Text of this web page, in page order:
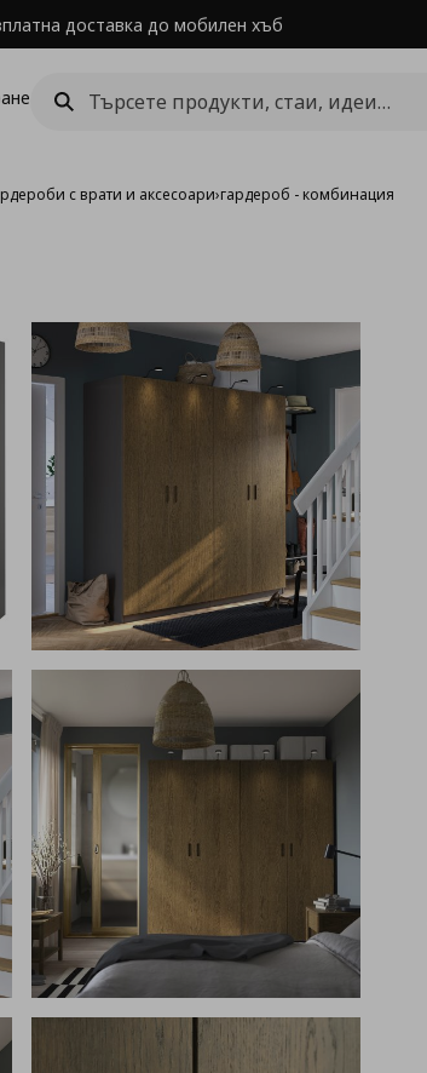
доставка до мобилен хъб
с врати и аксесоари›гардероб - комбинация